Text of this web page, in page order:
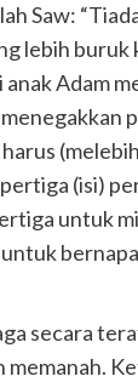
Saw:
lebih
anak Adam
(isi)
untuk
secara
memanah.